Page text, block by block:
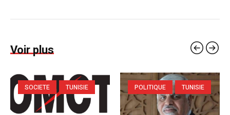
Voir plus
SOCIETE TUNISIE POLITIQUE TUNISIE